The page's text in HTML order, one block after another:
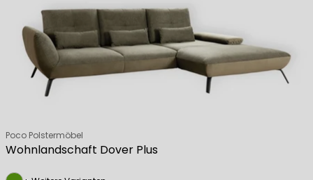
Wohnlandschaft Dover Plus
Verkäufer:
Poco Polstermöbel